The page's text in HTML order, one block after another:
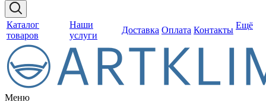
Каталог
товаров
Наши
услуги
Доставка Оплата Контакты Ещё
Меню